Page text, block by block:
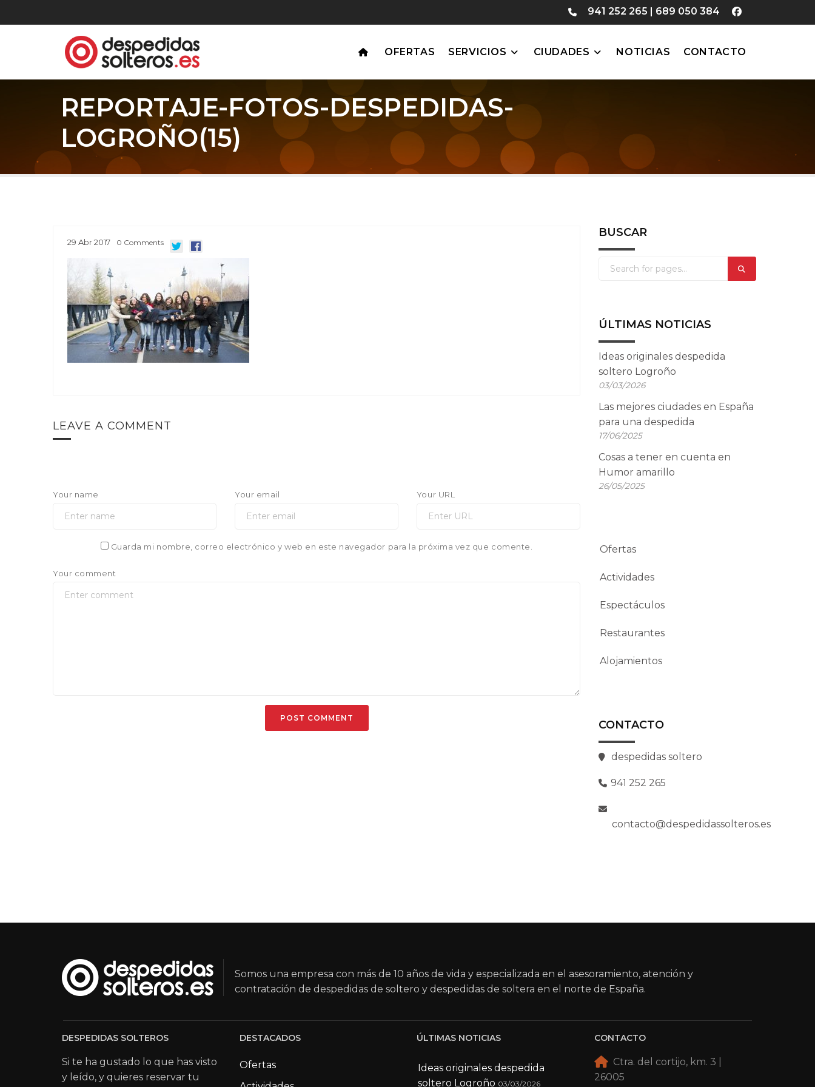
941 252 265 | 689 050 384
OFERTAS SERVICIOS CIUDADES NOTICIAS CONTACTO
REPORTAJE-FOTOS-DESPEDIDAS-
LOGROÑO(15)
29 Abr2017 0 Comments
LEAVE A COMMENT
Your name Your email Your URL
Guarda mi nombre, correo electrónico y web en este navegador para la próxima vez que comente.
Your comment
BUSCAR
ÚLTIMAS NOTICIAS
Ideas originales despedida
soltero Logroño
03/03/2026
Las mejores ciudades en España
para una despedida
17/06/2025
Cosas a tener en cuenta en
Humor amarillo
26/05/2025
Ofertas
Actividades
Espectáculos
Restaurantes
Alojamientos
CONTACTO
despedidas soltero
941 252 265
contacto@despedidassolteros.es
Somos una empresa con más de 10 años de vida y especializada en el asesoramiento, atención y
contratación de despedidas de soltero y despedidas de soltera en el norte de España.
DESPEDIDAS SOLTEROS
Si te ha gustado lo que has visto
y leído, y quieres reservar tu
DESTACADOS
Ofertas
ÚLTIMAS NOTICIAS
Ideas originales despedida
soltero Logroño 03/03/2026
CONTACTO
Ctra. del cortijo, km. 3 |
26005